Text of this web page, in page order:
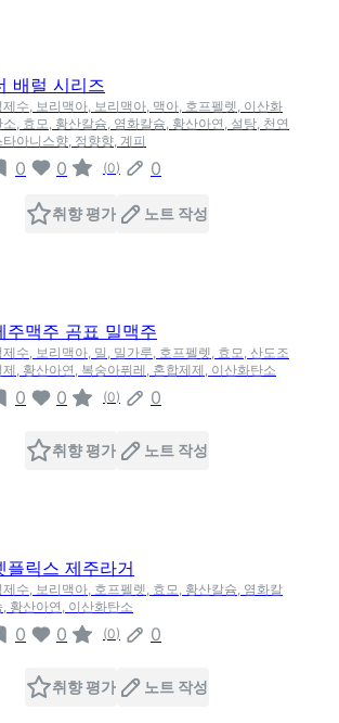
배럴 시리즈
제수, 보리맥아, 보리맥아, 맥아, 호프펠렛, 이산화
소, 효모, 황산칼슘, 염화칼슘, 황산아연, 설탕, 천연
타아니스향, 정향향, 계피
0 0 (0) 0
취향 평가 노트 작성
주맥주 곰표 밀맥주
제수, 보리맥아, 밀, 밀가루, 호프펠렛, 효모, 산도조
제, 황산아연, 복숭아퓌레, 혼합제제, 이산화탄소
0 0 (0) 0
취향 평가 노트 작성
플릭스 제주라거
제수, 보리맥아, 호프펠렛, 효모, 황산칼슘, 염화칼
, 황산아연, 이산화탄소
0 0 (0) 0
취향 평가 노트 작성